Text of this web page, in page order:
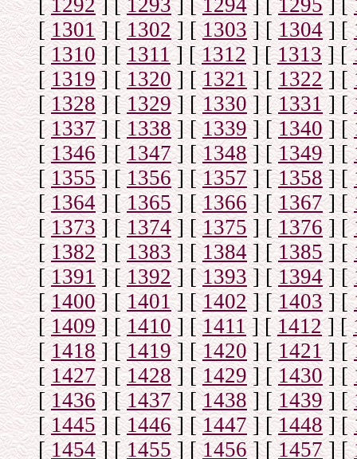
[1292] [1293] [1294] [1295] [
[1301] [1302] [1303] [1304] [
[1310] [1311] [1312] [1313] [
[1319] [1320] [1321] [1322] [
[1328] [1329] [1330] [1331] [
[1337] [1338] [1339] [1340] [
[1346] [1347] [1348] [1349] [
[ 1355] [1356] [1357] [1358] [
[1364] [1365] [1366] [1367] [
[1373] [1374] [1375 ] [1376] [
[1382] [1383] [1384] [1385] [
[1391] [1392] [1393] [1394] [
[1400] [1401] [1402] [1403] [
[1409] [1410] [1411] [1412] [
[1418] [1419] [1420 ] [1421] [
[1427] [1428] [1429] [1430] [
[1436] [1437] [1438] [1439] [
[1445] [1446] [1447] [1448] [
[1454] [1455] [1456] [1457] [